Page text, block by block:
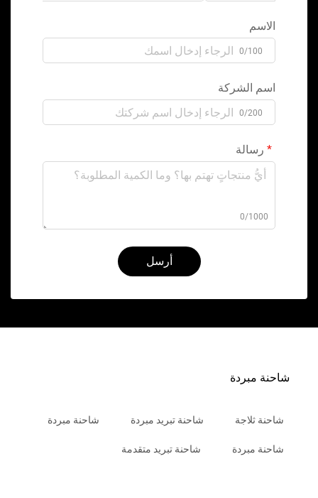
الاسم
0/100
اسم الشركة
0/200
رسالة
0/1000
أرسل
شاحنة مبردة
شاحنة ثلاجة شاحنة تبريد مبردة شاحنة مبردة
شاحنة مبردة شاحنة تبريد متقدمة